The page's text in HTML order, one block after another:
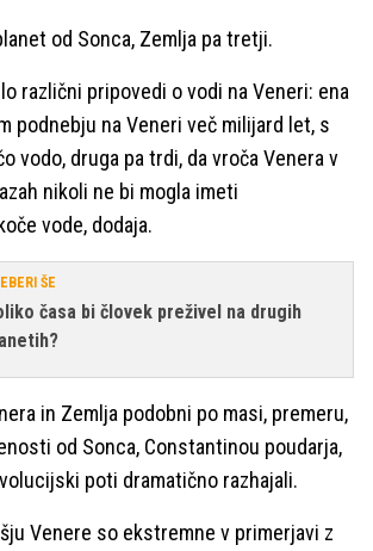
od Sonca, Zemlja pa tretji.
različni pripovedi o vodi na Veneri: ena
podnebju na Veneri več milijard let, s
vodo, druga pa trdi, da vroča Venera v
nikoli ne bi mogla imeti
vode, dodaja.
ŠE
časa bi človek preživel na drugih
in Zemlja podobni po masi, premeru,
od Sonca, Constantinou poudarja,
poti dramatično razhajali.
Venere so ekstremne v primerjavi z